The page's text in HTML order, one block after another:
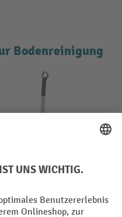
Bodenreinigung